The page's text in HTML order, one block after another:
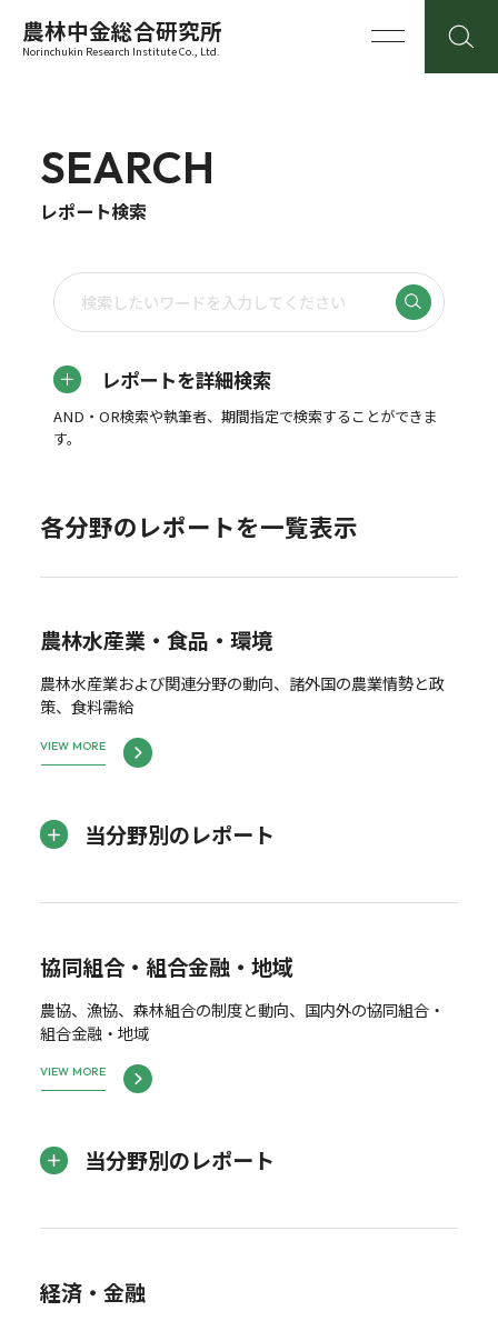
農林中金総合研究所
Norinchukin Research Institute Co., Ltd.
SEARCH
レポート検索
レポートを詳細検索
AND・OR検索や執筆者、期間指定で検索することができま
す。
各分野のレポートを一覧表示
農林水産業・食品・環境
農林水産業および関連分野の動向、諸外国の農業情勢と政
策、食料需給
VIEW MORE
当分野別のレポート
協同組合・組合金融・地域
農協、漁協、森林組合の制度と動向、国内外の協同組合・
組合金融・地域
VIEW MORE
当分野別のレポート
経済・金融